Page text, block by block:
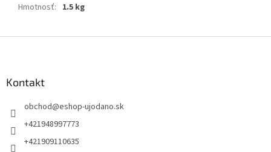
Hmotnosť: 1.5 kg
Kontakt
obchod@eshop-ujodano.sk
+421948997773
+421909110635